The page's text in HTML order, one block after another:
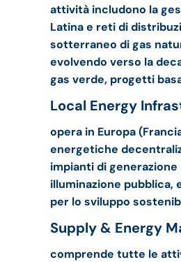
attività includono la
Latina e reti di
sotterraneo di gas
evolvendo verso la
gas verde, progetti
Local Energy
opera in Europa
energetiche
impianti di
illuminazione
per lo sviluppo
Supply & Energy
comprende tutte le